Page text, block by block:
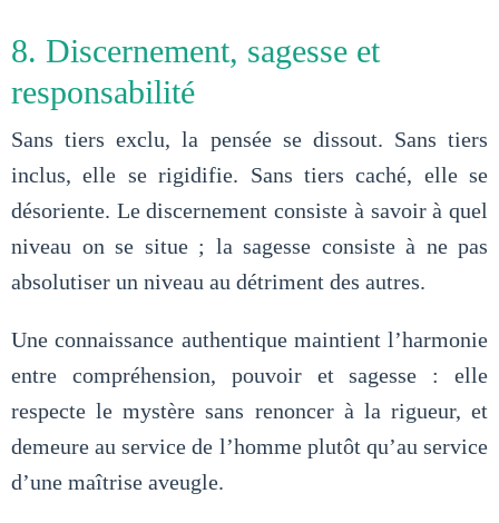
8. Discernement, sagesse et
responsabilité
Sans tiers exclu, la pensée se dissout. Sans tiers
inclus, elle se rigidifie. Sans tiers caché, elle se
désoriente. Le discernement consiste à savoir à quel
niveau on se situe ; la sagesse consiste à ne pas
absolutiser un niveau au détriment des autres.
Une connaissance authentique maintient l’harmonie
entre compréhension, pouvoir et sagesse : elle
respecte le mystère sans renoncer à la rigueur, et
demeure au service de l’homme plutôt qu’au service
d’une maîtrise aveugle.